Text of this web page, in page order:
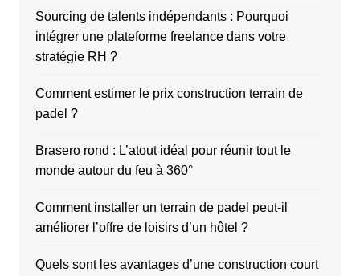
Sourcing de talents indépendants : Pourquoi
intégrer une plateforme freelance dans votre
stratégie RH ?
Comment estimer le prix construction terrain de
padel ?
Brasero rond : L’atout idéal pour réunir tout le
monde autour du feu à 360°
Comment installer un terrain de padel peut-il
améliorer l’offre de loisirs d’un hôtel ?
Quels sont les avantages d’une construction court